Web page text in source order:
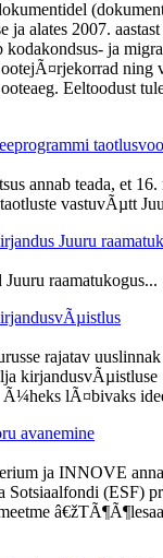
ja alates 2007.
kodakondsus- ja
ning
Eeltoodust
annab teada, et
vastuvÃµtt
Juuru
Juuru raamatukogus...
rajatav
Ã¼heks lÃ¤bivaks
avanemine
ja INNOVE
Sotsiaalfondi (ESF)